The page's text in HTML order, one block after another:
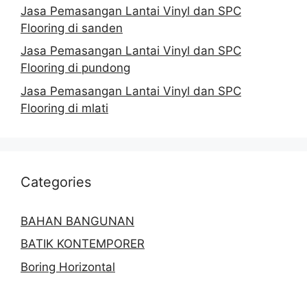
Jasa Pemasangan Lantai Vinyl dan SPC
Flooring di sanden
Jasa Pemasangan Lantai Vinyl dan SPC
Flooring di pundong
Jasa Pemasangan Lantai Vinyl dan SPC
Flooring di mlati
Categories
BAHAN BANGUNAN
BATIK KONTEMPORER
Boring Horizontal